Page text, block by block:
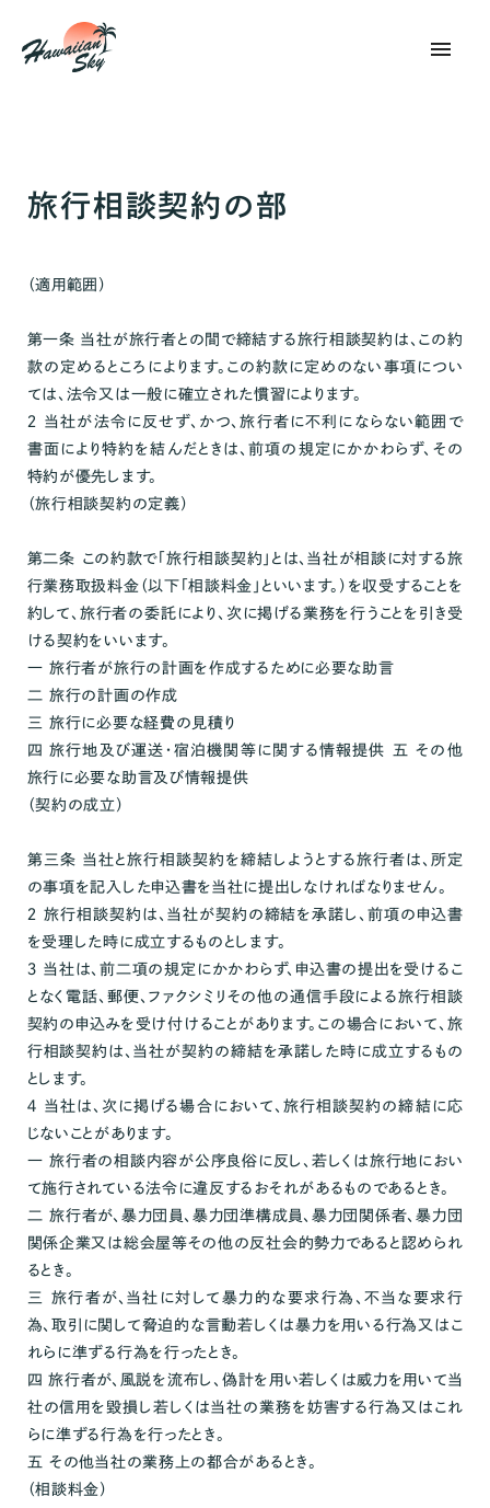
menu
旅行相談契約の部
（適用範囲）
第一条 当社が旅行者との間で締結する旅行相談契約は、この約
款の定めるところによります。この約款に定めのない事項につい
ては、法令又は一般に確立された慣習によります。
２ 当社が法令に反せず、かつ、旅行者に不利にならない範囲で
書面により特約を結んだときは、前項の規定にかかわらず、その
特約が優先します。
（旅行相談契約の定義）
第二条 この約款で「旅行相談契約」とは、当社が相談に対する旅
行業務取扱料金（以下「相談料金」といいます。）を収受することを
約して、旅行者の委託により、次に掲げる業務を行うことを引き受
ける契約をいいます。
一 旅行者が旅行の計画を作成するために必要な助言
二 旅行の計画の作成
三 旅行に必要な経費の見積り
四 旅行地及び運送・宿泊機関等に関する情報提供 五 その他
旅行に必要な助言及び情報提供
（契約の成立）
第三条 当社と旅行相談契約を締結しようとする旅行者は、所定
の事項を記入した申込書を当社に提出しなければなりません。
２ 旅行相談契約は、当社が契約の締結を承諾し、前項の申込書
を受理した時に成立するものとします。
３ 当社は、前二項の規定にかかわらず、申込書の提出を受けるこ
となく電話、郵便、ファクシミリその他の通信手段による旅行相談
契約の申込みを受け付けることがあります。この場合において、旅
行相談契約は、当社が契約の締結を承諾した時に成立するもの
とします。
４ 当社は、次に掲げる場合において、旅行相談契約の締結に応
じないことがあります。
一 旅行者の相談内容が公序良俗に反し、若しくは旅行地におい
て施行されている法令に違反するおそれがあるものであるとき。
二 旅行者が、暴力団員、暴力団準構成員、暴力団関係者、暴力団
関係企業又は総会屋等その他の反社会的勢力であると認められ
るとき。
三 旅行者が、当社に対して暴力的な要求行為、不当な要求行
為、取引に関して脅迫的な言動若しくは暴力を用いる行為又はこ
れらに準ずる行為を行ったとき。
四 旅行者が、風説を流布し、偽計を用い若しくは威力を用いて当
社の信用を毀損し若しくは当社の業務を妨害する行為又はこれ
らに準ずる行為を行ったとき。
五 その他当社の業務上の都合があるとき。
（相談料金）